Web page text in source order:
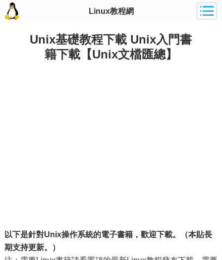
Linux教程網
Unix基礎教程下載 Unix入門書
籍下載【Unix文檔匯總】
以下是針對Unix操作系統的電子書籍，歡迎下載。（本貼長
期支持更新。）